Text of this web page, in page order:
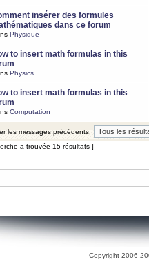
insérer des formules
dans ce forum
Physique
to insert math formulas in this
Physics
to insert math formulas in this
Computation
les messages précédents:
a trouvée 15 résultats ]
Copyright 2006-